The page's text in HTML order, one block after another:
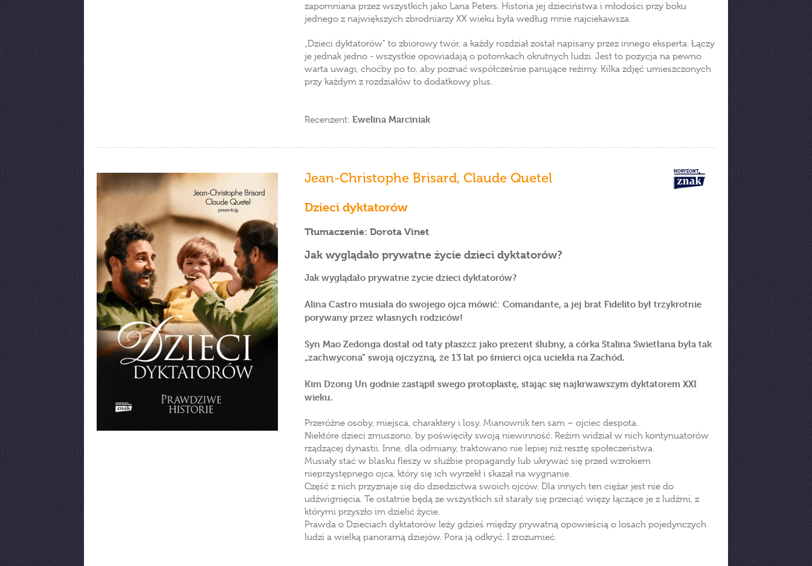
zapomniana przez wszystkich jako Lana Peters. Historia jej dzieciństwa i młodości przy boku
jednego z największych zbrodniarzy XX wieku była według mnie najciekawsza.
„Dzieci dyktatorów" to zbiorowy twór, a każdy rozdział został napisany przez innego eksperta. Łączy
je jednak jedno - wszystkie opowiadają o potomkach okrutnych ludzi. Jest to pozycja na pewno
warta uwagi, choćby po to, aby poznać współcześnie panujące reżimy. Kilka zdjęć umieszczonych
przy każdym z rozdziałów to dodatkowy plus.
Recenzent: Ewelina Marciniak
Jean-Christophe Brisard, Claude Quetel
Dzieci dyktatorów
Tłumaczenie: Dorota Vinet
Jak wyglądało prywatne życie dzieci dyktatorów?
Jak wyglądało prywatne życie dzieci dyktatorów?
Alina Castro musiała do swojego ojca mówić: Comandante, a jej brat Fidelito był trzykrotnie
porywany przez własnych rodziców!
Syn Mao Zedonga dostał od taty płaszcz jako prezent ślubny, a córka Stalina Swietłana była tak
„zachwycona” swoją ojczyzną, że 13 lat po śmierci ojca uciekła na Zachód.
Kim Dzong Un godnie zastąpił swego protoplastę, stając się najkrwawszym dyktatorem XXI
wieku.
Przeróżne osoby, miejsca, charaktery i losy. Mianownik ten sam – ojciec despota.
Niektóre dzieci zmuszono, by poświęciły swoją niewinność. Reżim widział w nich kontynuatorów
rządzącej dynastii. Inne, dla odmiany, traktowano nie lepiej niż resztę społeczeństwa.
Musiały stać w blasku fleszy w służbie propagandy lub ukrywać się przed wzrokiem
nieprzystępnego ojca, który się ich wyrzekł i skazał na wygnanie.
Część z nich przyznaje się do dziedzictwa swoich ojców. Dla innych ten ciężar jest nie do
udźwignięcia. Te ostatnie będą ze wszystkich sił starały się przeciąć więzy łączące je z ludźmi, z
którymi przyszło im dzielić życie.
Prawda o Dzieciach dyktatorów leży gdzieś między prywatną opowieścią o losach pojedynczych
ludzi a wielką panoramą dziejów. Pora ją odkryć. I zrozumieć.